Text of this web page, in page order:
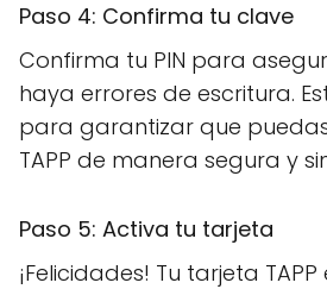
Paso 4: Confirma tu clave
Confirma tu PIN para
haya errores de escritura.
para garantizar que
TAPP de manera segura y
Paso 5: Activa tu tarjeta
¡Felicidades! Tu tarjeta